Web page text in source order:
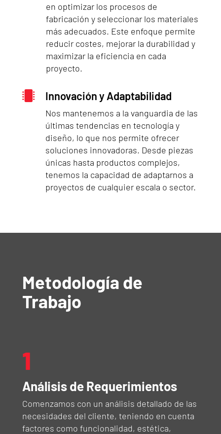
en optimizar los procesos de
fabricación y seleccionar los materiales
más adecuados. Este enfoque permite
reducir costes, mejorar la durabilidad y
maximizar la eficiencia en cada
proyecto.
 Innovación y Adaptabilidad
Nos mantenemos a la vanguardia de las
últimas tendencias en tecnología y
diseño, lo que nos permite ofrecer
soluciones innovadoras. Desde piezas
únicas hasta productos complejos,
tenemos la capacidad de adaptarnos a
proyectos de cualquier escala o sector.
Metodología de
Trabajo
1
Análisis de Requerimientos
Comenzamos con un análisis detallado de las
necesidades del cliente, teniendo en cuenta
factores como funcionalidad, estética,